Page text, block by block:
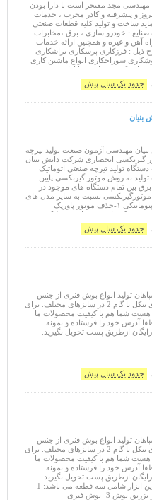
مجد مفتخر است با دارا بودن
و پیشرفته و کادر مجرب ، خدمات
ساخت و تولید کلیه قطعات صنعتی
: خودرو سازی ، برق ،مخابرات
آهن و غیره و همچنین ارائه خدمات
ذیل : فرزکاری پرسکاری تراشکاری
سوراخکاری انواع ماشین کاری
کوشیده است با ارائه بهترین
های لازم جه
حدود یک سال پیش
بنیان
مهندسی آزمون صنعت تولید تیرچه
گیربکسی انحصاری شرکت دانش بنیان
تولید تیرچه صنعتی اتوماتیک
به روش موتور گیربکسی پایین
بین تمام دستگاه های موجود در
موتورگیربکسی نسبت به سایر مدل های
هیدورلیکی و پنوماتیکی ۱-حذف موتور پاورپک
و جک های دستساز هیدرولیکی و
جریان ۲-اسکرو باد
حدود یک سال پیش
تولید انواع بوش فنری از جنس
فولاد با آبکاری نیکل تا گام‌ 2 در سایزهای مختلف. برای
هست شما هم با کیفیت محصولات ما
آدرس خود را فرستاده و نمونه
ازطریق پست تحویل بگیرید.
حدود یک سال پیش
تولید انواع بوش فنری از جنس
فولاد با آبکاری نیکل تا گام‌ 2 در سایزهای مختلف. برای
هست شما هم با کیفیت محصولات ما
آدرس خود را فرستاده و نمونه
ازطریق پست تحویل بگیرید.
مشخصات : این ابزار شامل سه قطعه می باشد: 1-